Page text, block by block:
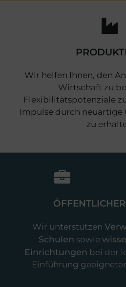
Wir helfen Ihnen, den
Wirtschaft zu
Flexibilitätspotenziale
Impulse durch neuartige
zu
Wir unterstützen
Schulen sowie
Einrichtungen bei der
Einführung